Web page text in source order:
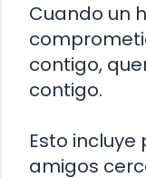
Cuando un
contigo,
contigo.
Esto
amigos